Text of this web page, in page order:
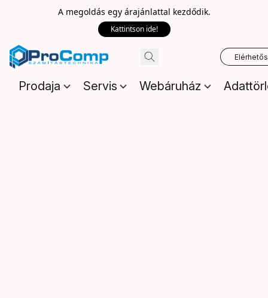
A megoldás egy árajánlattal kezdődik.
Kattintson ide!
Prodaja Servis Webáruház